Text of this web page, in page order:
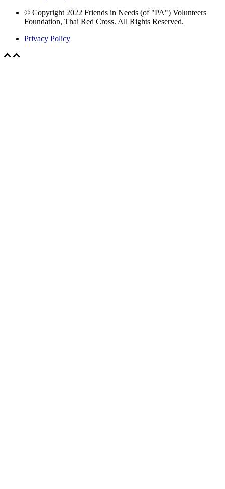
© Copyright 2022 Friends in Needs (of "PA") Volunteers
Foundation, Thai Red Cross. All Rights Reserved.
Privacy Policy